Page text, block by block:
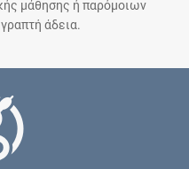
μάθησης ή παρόμοιων
άδεια.